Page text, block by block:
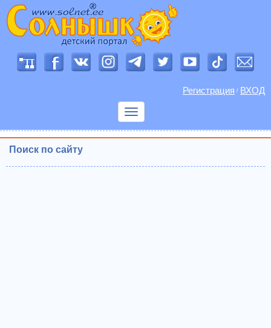
Регистрация / ВХОД
Показать
Поиск по сайту